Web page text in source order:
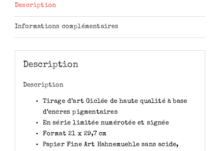
MAISON
Description
Informations complémentaires
Description
Description
Tirage d’art Giclée de haute qualité à base
d’encres pigmentaires
En série limitée numérotée et signée
Format 21 x 29,7 cm
Papier Fine Art Hahnemuehle sans acide,